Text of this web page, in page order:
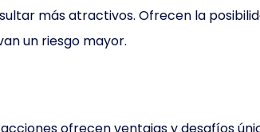
más atractivos. Ofrecen la
un riesgo mayor.